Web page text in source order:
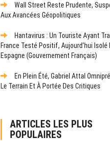
Wall Street Reste Prudente,
Aux Avancées Géopolitiques
Hantavirus : Un Touriste Ayant
France Testé Positif, Aujourd’hui Isolé
Espagne (gouvernement Français)
En Plein Été, Gabriel Attal
Le Terrain Et À Portée Des Critiques
ARTICLES LES PLUS
POPULAIRES